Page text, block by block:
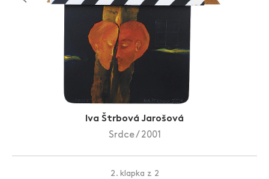
Iva Štrbová Jarošová
Srdce / 2001
2. klapka z 2